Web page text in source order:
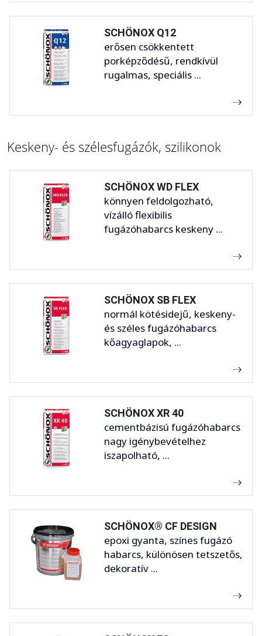
SCHÖNOX Q12
erősen csökkentett
porképződésű, rendkívül
rugalmas, speciális ...
Keskeny- és szélesfugázók, szilikonok
SCHÖNOX WD FLEX
könnyen feldolgozható,
vízálló flexibilis
fugázóhabarcs keskeny ...
SCHÖNOX SB FLEX
normál kötésidejű, keskeny-
és széles fugázóhabarcs
kőagyaglapok, ...
SCHÖNOX XR 40
cementbázisú fugázóhabarcs
nagy igénybevételhez
iszapolható, ...
SCHÖNOX® CF DESIGN
epoxi gyanta, színes fugázó
habarcs, különösen tetszetős,
dekoratív ...